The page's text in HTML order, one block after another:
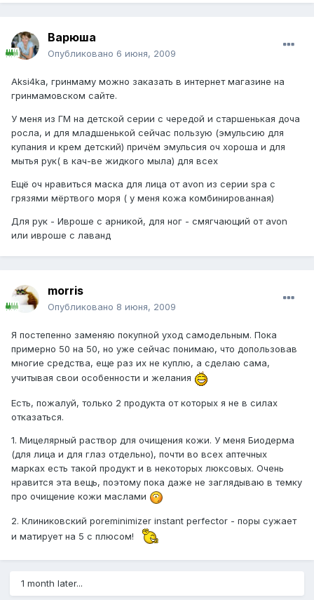
Варюша
Опубликовано 6 июня, 2009
Aksi4ka, гринмаму можно заказать в интернет магазине на
гринмамовском сайте.
У меня из ГМ на детской серии с чередой и старшенькая доча
росла, и для младшенькой сейчас пользую (эмульсию для
купания и крем детский) причём эмульсия оч хороша и для
мытья рук( в кач-ве жидкого мыла) для всех
Ещё оч нравиться маска для лица от avon из серии spa с
грязями мёртвого моря ( у меня кожа комбинированная)
Для рук - Ивроше с арникой, для ног - смягчающий от avon
или ивроше с лаванд
morris
Опубликовано 8 июня, 2009
Я постепенно заменяю покупной уход самодельным. Пока
примерно 50 на 50, но уже сейчас понимаю, что допользовав
многие средства, еще раз их не куплю, а сделаю сама,
учитывая свои особенности и желания
Есть, пожалуй, только 2 продукта от которых я не в силах
отказаться.
1. Мицелярный раствор для очищения кожи. У меня Биодерма
(для лица и для глаз отдельно), почти во всех аптечных
марках есть такой продукт и в некоторых люксовых. Очень
нравится эта вещь, поэтому пока даже не заглядываю в темку
про очищение кожи маслами
2. Клиниковский poreminimizer instant perfector - поры сужает
и матирует на 5 с плюсом!
1 month later...